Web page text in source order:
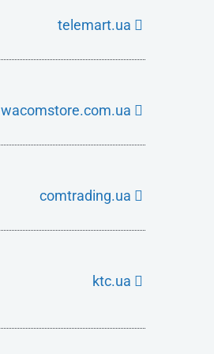
telemart.ua
wacomstore.com.ua
comtrading.ua
ktc.ua